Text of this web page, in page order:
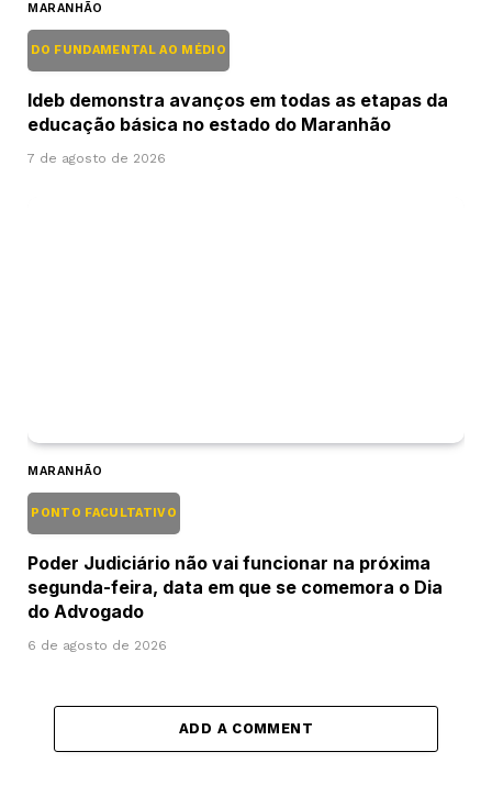
MARANHÃO
DO FUNDAMENTAL AO MÉDIO
Ideb demonstra avanços em todas as etapas da
educação básica no estado do Maranhão
7 de agosto de 2026
MARANHÃO
PONTO FACULTATIVO
Poder Judiciário não vai funcionar na próxima
segunda-feira, data em que se comemora o Dia
do Advogado
6 de agosto de 2026
ADD A COMMENT